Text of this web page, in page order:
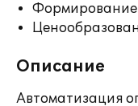
Формирование
Описание
Автоматизация